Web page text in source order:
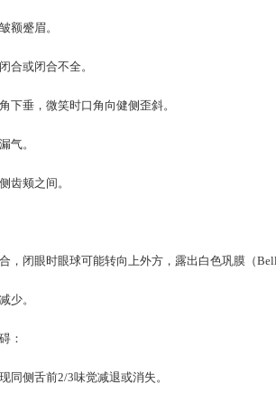
额蹙眉。
合或闭合不全。
下垂，微笑时口角向健侧歪斜。
气。
齿颊之间。
，闭眼时眼球可能转向上外方，露出白色巩膜（
少。
：
同侧舌前2/3味觉减退或消失。